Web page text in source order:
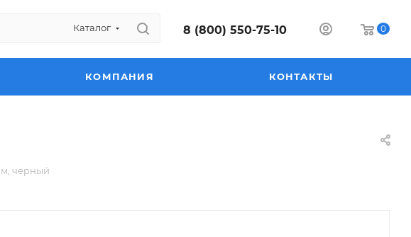
Каталог 8 (800) 550-75-10 0
КОМПАНИЯ КОНТАКТЫ
черный